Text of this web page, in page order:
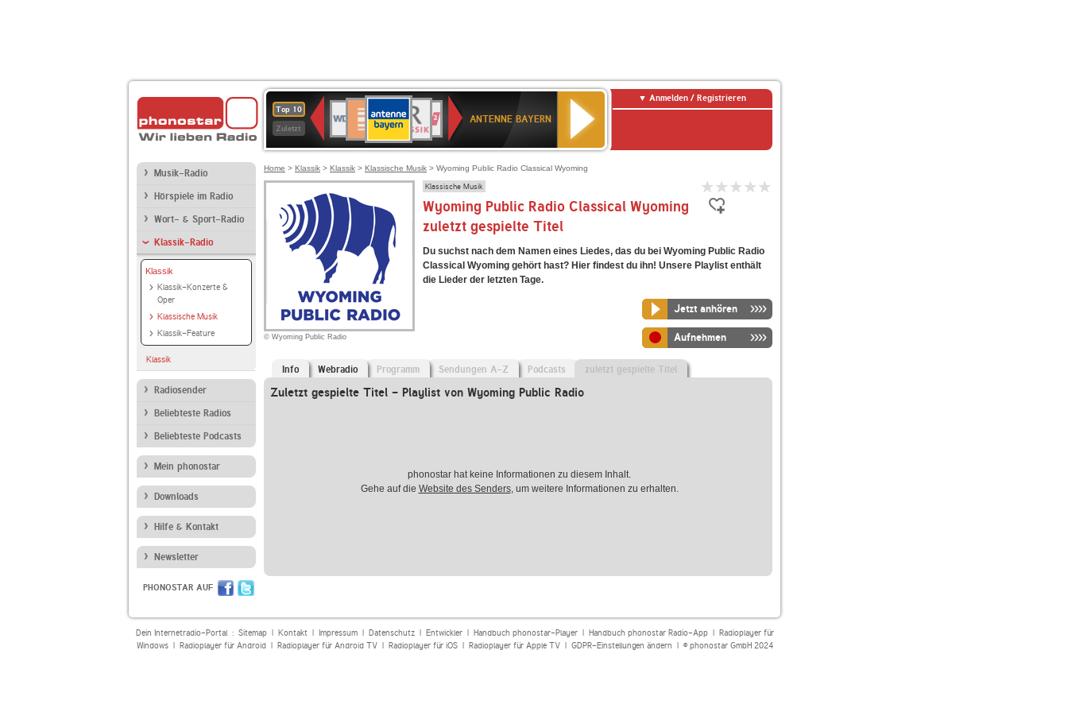
Top 10
Zuletzt
Deutschlandfunk
80er
90er
OLDIE
ANTENNE
SWR3
4
Deutschlandfunk
KulturBAYERNKLASSIK
WDR
NDR
2
SWR1
Baden-
Württemberg
ANTENNE BAYERN
Anmelden / Registrieren
Musik-Radio
Hörspiele im Radio
Wort- & Sport-Radio
Klassik-Radio
Klassik
Klassik-Konzerte &
Oper
Klassische Musik
Klassik-Feature
Klassik
Radiosender
Beliebteste Radios
Beliebteste Podcasts
Mein phonostar
Downloads
Hilfe & Kontakt
Newsletter
PHONOSTAR AUF
Home > Klassik > Klassik > Klassische Musik > Wyoming Public Radio Classical Wyoming
© Wyoming Public Radio
Klassische Musik
Wyoming Public Radio Classical Wyoming
zuletzt gespielte Titel
Du suchst nach dem Namen eines Liedes, das du bei Wyoming Public Radio
Classical Wyoming gehört hast? Hier findest du ihn! Unsere Playlist enthält
die Lieder der letzten Tage.
Jetzt anhören
Aufnehmen
Info Webradio Programm Sendungen A-Z Podcasts zuletzt gespielte Titel
Zuletzt gespielte Titel - Playlist von Wyoming Public Radio
phonostar hat keine Informationen zu diesem Inhalt.
Gehe auf die Website des Senders, um weitere Informationen zu erhalten.
Dein Internetradio-Portal : Sitemap| Kontakt| Impressum| Datenschutz| Entwickler| Handbuch phonostar-Player| Handbuch phonostar Radio-App| Radioplayer für
Windows| Radioplayer für Android| Radioplayer für Android TV| Radioplayer für iOS| Radioplayer für Apple TV| GDPR-Einstellungen ändern | © phonostar GmbH 2024